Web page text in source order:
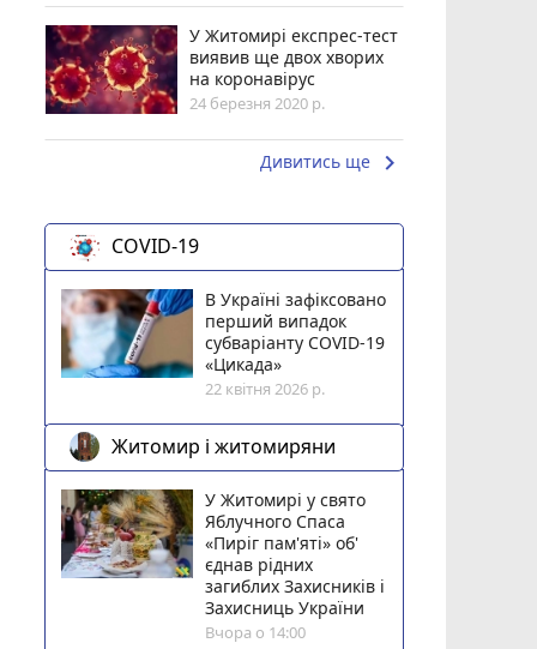
У Житомирі експрес-тест
виявив ще двох хворих
на коронавірус
24 березня 2020 р.
Дивитись ще keyboard_arrow_right
COVID-19
В Україні зафіксовано
перший випадок
субваріанту COVID-19
«Цикада»
22 квітня 2026 р.
Житомир і житомиряни
У Житомирі у свято
Яблучного Спаса
«Пиріг пам'яті» об'
єднав рідних
загиблих Захисників і
Захисниць України
Вчора о 14:00